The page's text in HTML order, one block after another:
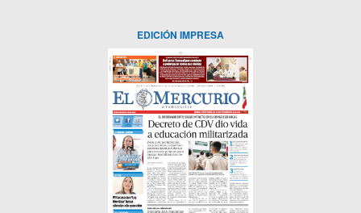
EDICIÓN IMPRESA